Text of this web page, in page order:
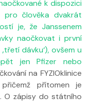
k dispozici
člověka dvakrát
je, že Janssenem
naočkovat i první
dávku‘), ovšem u
jen Pfizer nebo
na FYZIOklinice
přítomen je
O zápisy do státního